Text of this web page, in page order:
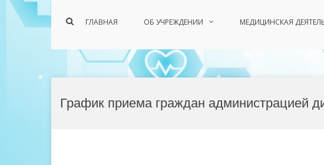
содержимому
ГЛАВНАЯ ОБ УЧРЕЖДЕНИИ МЕДИЦИНСКАЯ
Показать
График приема граждан администрацией